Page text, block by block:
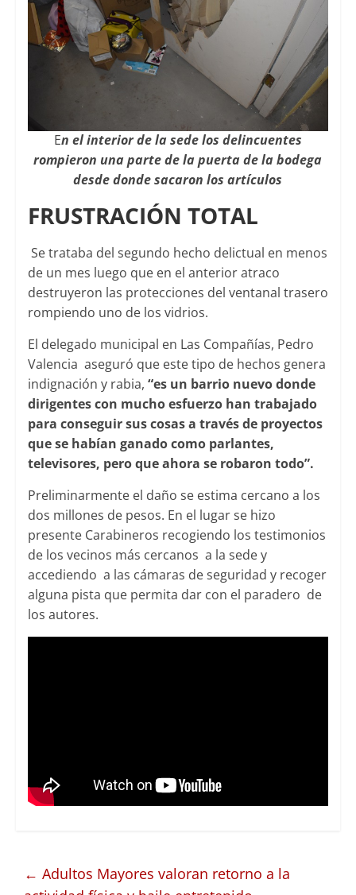
En el interior de la sede los delincuentes
rompieron una parte de la puerta de la bodega
desde donde sacaron los artículos
FRUSTRACIÓN TOTAL
Se trataba del segundo hecho delictual en menos
de un mes luego que en el anterior atraco
destruyeron las protecciones del ventanal trasero
rompiendo uno de los vidrios.
El delegado municipal en Las Compañías, Pedro
Valencia aseguró que este tipo de hechos genera
indignación y rabia, “es un barrio nuevo donde
dirigentes con mucho esfuerzo han trabajado
para conseguir sus cosas a través de proyectos
que se habían ganado como parlantes,
televisores, pero que ahora se robaron todo”.
Preliminarmente el daño se estima cercano a los
dos millones de pesos. En el lugar se hizo
presente Carabineros recogiendo los testimonios
de los vecinos más cercanos a la sede y
accediendo a las cámaras de seguridad y recoger
alguna pista que permita dar con el paradero de
los autores.
← Adultos Mayores valoran retorno a la